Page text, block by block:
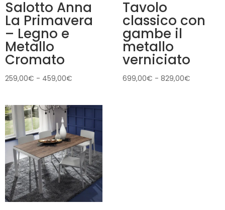
Salotto Anna
La Primavera
– Legno e
Metallo
Cromato
259,00€ - 459,00€
259,00€
a
459,00€
Tavolo
classico con
gambe il
metallo
verniciato
699,00€ - 829,00€